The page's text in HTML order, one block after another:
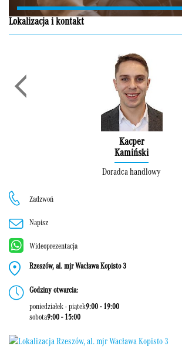
Lokalizacja i kontakt
Kacper
Kamiński
Doradca handlowy
Zadzwoń
Napisz
Wideoprezentacja
Rzeszów, al. mjr Wacława Kopisto 3
Godziny otwarcia:
poniedziałek - piątek9:00 - 19:00
sobota9:00 - 15:00